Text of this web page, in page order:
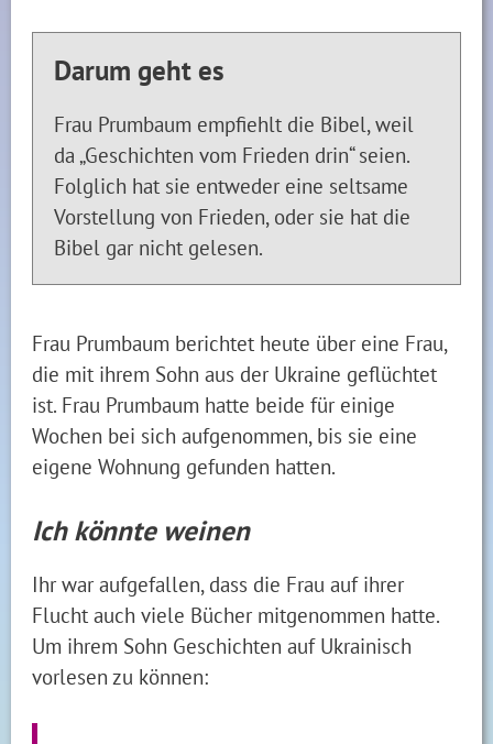
Darum geht es
Frau Prumbaum empfiehlt die Bibel, weil
da „Geschichten vom Frieden drin“ seien.
Folglich hat sie entweder eine seltsame
Vorstellung von Frieden, oder sie hat die
Bibel gar nicht gelesen.
Frau Prumbaum berichtet heute über eine Frau,
die mit ihrem Sohn aus der Ukraine geflüchtet
ist. Frau Prumbaum hatte beide für einige
Wochen bei sich aufgenommen, bis sie eine
eigene Wohnung gefunden hatten.
Ich könnte weinen
Ihr war aufgefallen, dass die Frau auf ihrer
Flucht auch viele Bücher mitgenommen hatte.
Um ihrem Sohn Geschichten auf Ukrainisch
vorlesen zu können: